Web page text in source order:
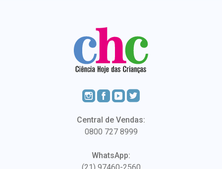
Central de Vendas:
0800 727 8999
WhatsApp: